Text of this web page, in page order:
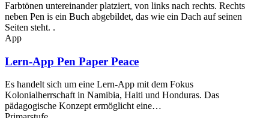
App
Lern-App Pen Paper Peace
Es handelt sich um eine Lern-App mit dem Fokus
Kolonialherrschaft in Namibia, Haiti und Honduras. Das
pädagogische Konzept ermöglicht eine…